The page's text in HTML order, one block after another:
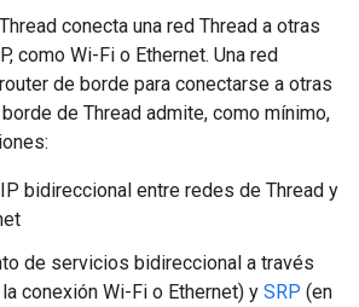
conecta una red Thread a otras
como Wi-Fi o Ethernet. Una red
de borde para conectarse a otras
de Thread admite, como mínimo,
bidireccional entre redes de Thread y
de servicios bidireccional a través
conexión Wi-Fi o Ethernet) y SRP (en